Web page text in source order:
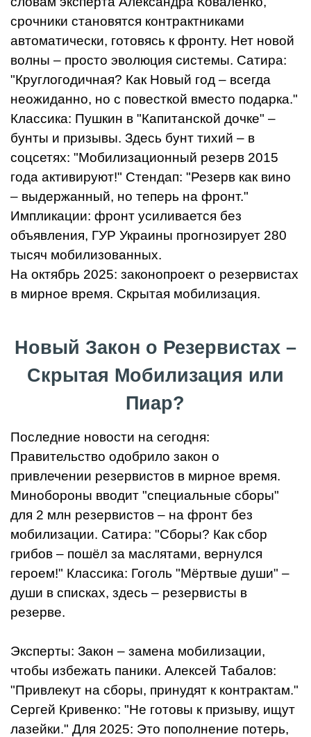
срочники становятся контрактниками
автоматически, готовясь к фронту. Нет новой
волны – просто эволюция системы. Сатира:
"Круглогодичная? Как Новый год – всегда
неожиданно, но с повесткой вместо подарка."
Классика: Пушкин в "Капитанской дочке" –
бунты и призывы. Здесь бунт тихий – в
соцсетях: "Мобилизационный резерв 2015
года активируют!" Стендап: "Резерв как вино
– выдержанный, но теперь на фронт."
Импликации: фронт усиливается без
объявления, ГУР Украины прогнозирует 280
тысяч мобилизованных.
На октябрь 2025: законопроект о резервистах
в мирное время. Скрытая мобилизация.
Новый Закон о Резервистах –
Скрытая Мобилизация или
Пиар?
Последние новости на сегодня:
Правительство одобрило закон о
привлечении резервистов в мирное время.
Минобороны вводит "специальные сборы"
для 2 млн резервистов – на фронт без
мобилизации. Сатира: "Сборы? Как сбор
грибов – пошёл за маслятами, вернулся
героем!" Классика: Гоголь "Мёртвые души" –
души в списках, здесь – резервисты в
резерве.
Эксперты: Закон – замена мобилизации,
чтобы избежать паники. Алексей Табалов:
"Привлекут на сборы, принудят к контрактам."
Сергей Кривенко: "Не готовы к призыву, ищут
лазейки." Для 2025: Это пополнение потерь,